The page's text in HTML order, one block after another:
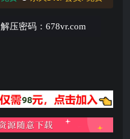
解压密码：678vr.com